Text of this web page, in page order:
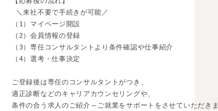
＼来社不要で手続きが可能／
（1）マイページ開設
（2）会員情報の登録
（3）専任コンサルタントより条件確認や仕事紹介
（4）選考・仕事決定
ご登録後は専任のコンサルタントがつき、
適正診断などのキャリアカウンセリングや、
条件の合う求人のご紹介～ご就業をサポートをさせていただき